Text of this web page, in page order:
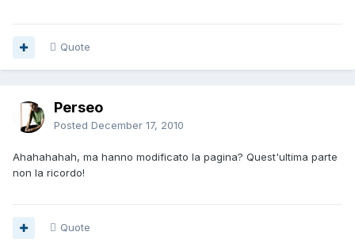
Quote
Perseo
Posted December 17, 2010
Ahahahahah, ma hanno modificato la pagina? Quest'ultima parte
non la ricordo!
Quote